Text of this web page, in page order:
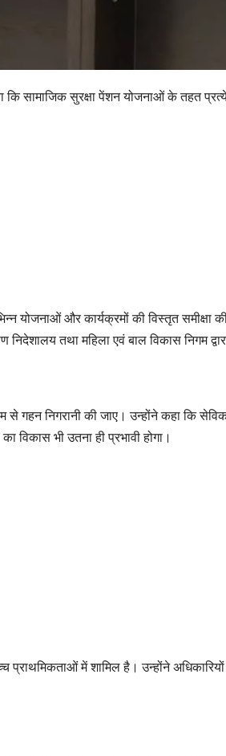
कि सामाजिक सुरक्षा पेंशन योजनाओं के तहत
योजनाओं और कार्यक्रमों की विस्तृत
तथा महिला एवं बाल विकास निगम
गहन निगरानी की जाए। उन्होंने कहा कि
विकास भी उतना ही प्रभावी होगा।
में शामिल है। उन्होंने अधिकारियों